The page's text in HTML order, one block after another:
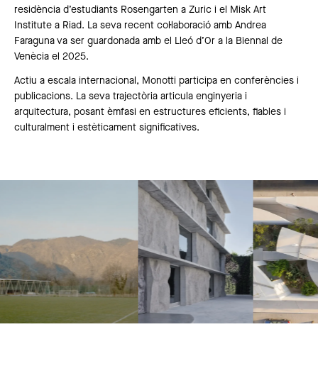
residència d’estudiants Rosengarten a Zuric i el Misk Art
Institute a Riad. La seva recent col·laboració amb Andrea
Faraguna va ser guardonada amb el Lleó d’Or a la Biennal de
Venècia el 2025.
Actiu a escala internacional, Monotti participa en conferències i
publicacions. La seva trajectòria articula enginyeria i
arquitectura, posant èmfasi en estructures eficients, fiables i
culturalment i estèticament significatives.